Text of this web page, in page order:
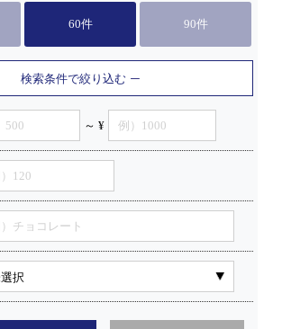
60件 90件
検索条件で絞り込む
～ ¥